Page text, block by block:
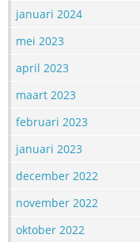
januari 2024
mei 2023
april 2023
maart 2023
februari 2023
januari 2023
december 2022
november 2022
oktober 2022